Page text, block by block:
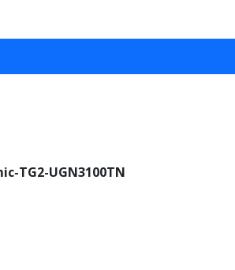
TG2-UGN3100TN